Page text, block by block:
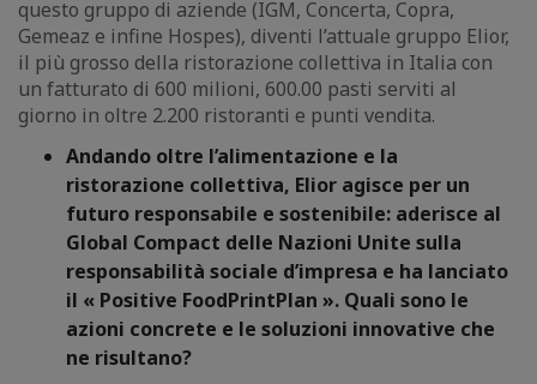
questo gruppo di aziende (IGM, Concerta, Copra,
Gemeaz e infine Hospes), diventi l’attuale gruppo Elior,
il più grosso della ristorazione collettiva in Italia con
un fatturato di 600 milioni, 600.00 pasti serviti al
giorno in oltre 2.200 ristoranti e punti vendita.
Andando oltre l’alimentazione e la
ristorazione collettiva, Elior agisce per un
futuro responsabile e sostenibile: aderisce al
Global Compact delle Nazioni Unite sulla
responsabilità sociale d’impresa e ha lanciato
il « Positive FoodPrintPlan ». Quali sono le
azioni concrete e le soluzioni innovative che
ne risultano?